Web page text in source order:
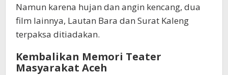
Namun karena hujan dan angin kencang, dua
film lainnya, Lautan Bara dan Surat Kaleng
terpaksa ditiadakan.
Kembalikan Memori Teater
Masyarakat Aceh